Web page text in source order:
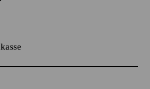
durch das Aalto-Theater